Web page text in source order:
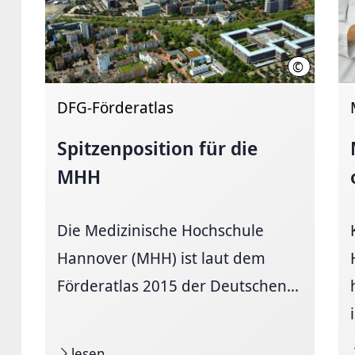
©
DFG-Förderatlas
Spitzenposition für die
MHH
Die Medizinische Hochschule
Hannover (MHH) ist laut dem
Förderatlas 2015 der Deutschen...